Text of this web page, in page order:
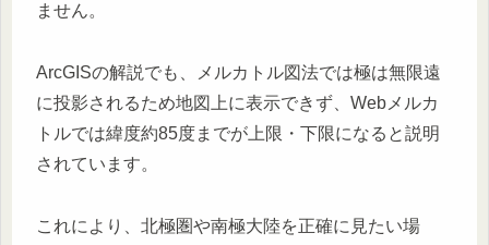
ません。
ArcGISの解説でも、メルカトル図法では極は無限遠
に投影されるため地図上に表示できず、Webメルカ
トルでは緯度約85度までが上限・下限になると説明
されています。
これにより、北極圏や南極大陸を正確に見たい場